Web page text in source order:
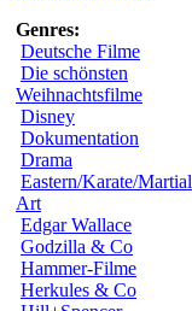
Genres:
Deutsche Filme
Die schönsten
Weihnachtsfilme
Disney
Dokumentation
Drama
Eastern/Karate/Martial
Art
Edgar Wallace
Godzilla & Co
Hammer-Filme
Herkules & Co